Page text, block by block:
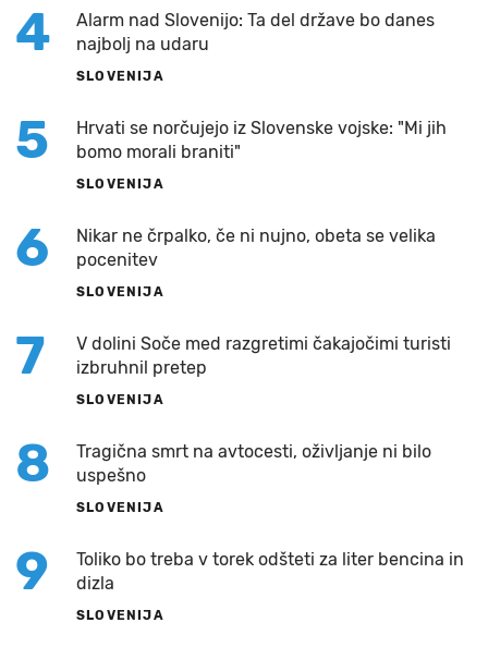
4
Alarm nad Slovenijo: Ta del države bo danes
najbolj na udaru
SLOVENIJA
5
Hrvati se norčujejo iz Slovenske vojske: "Mi jih
bomo morali braniti"
SLOVENIJA
6
Nikar ne črpalko, če ni nujno, obeta se velika
pocenitev
SLOVENIJA
7
V dolini Soče med razgretimi čakajočimi turisti
izbruhnil pretep
SLOVENIJA
8
Tragična smrt na avtocesti, oživljanje ni bilo
uspešno
SLOVENIJA
9
Toliko bo treba v torek odšteti za liter bencina in
dizla
SLOVENIJA